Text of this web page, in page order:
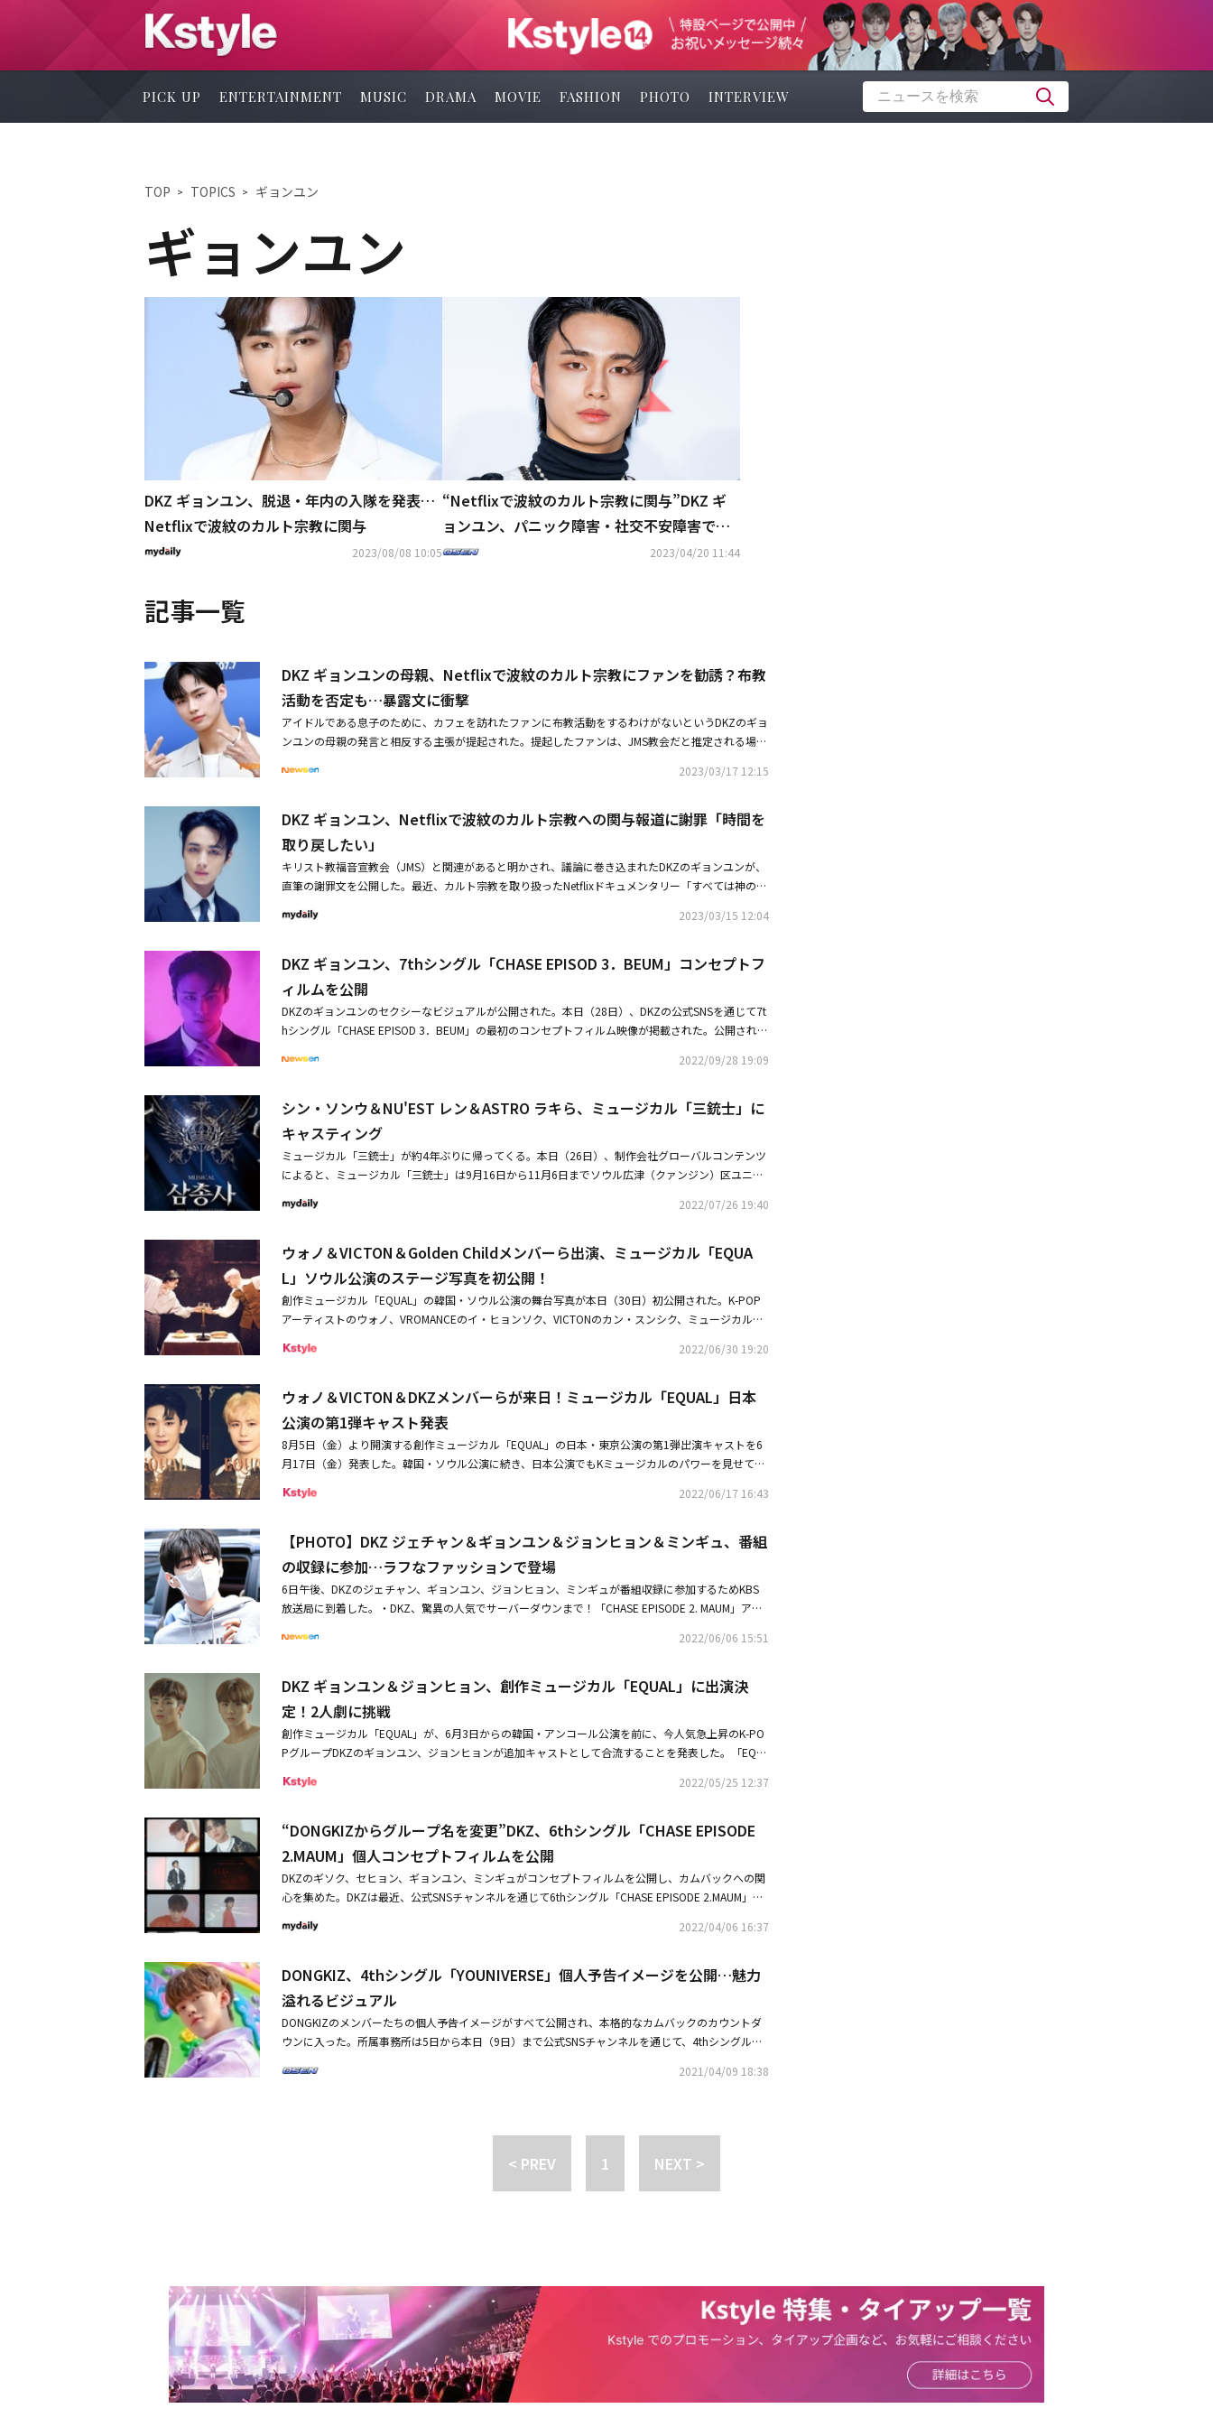
PICK UP ENTERTAINMENT MUSIC DRAMA MOVIE FASHION PHOTO INTERVIEW
TOP TOPICS ギョンユン
ギョンユン
DKZ ギョンユン、脱退・年内の入隊を発表…
Netflixで波紋のカルト宗教に関与
2023/08/08 10:05
“Netflixで波紋のカルト宗教に関与”DKZ ギ
ョンユン、パニック障害・社交不安障害で活
動中断へ
2023/04/20 11:44
記事一覧
DKZ ギョンユンの母親、Netflixで波紋のカルト宗教にファンを勧誘？布教
活動を否定も…暴露文に衝撃
アイドルである息子のために、カフェを訪れたファンに布教活動をするわけがないというDKZのギョ
ンユンの母親の発言と相反する主張が提起された。提起したファンは、JMS教会だと推定される場所
リスト教福音宣教会（JMS）の信者であることが知られたギョンユンに関連し、彼の母親B氏がファ
ーを読んで、ギョンユンの母親と所属事務所に事実とは違うインタビューをした理由を聞き内容を訂
正するために連絡をしたが、答えてもらえなかった」とし、「一人の歌手のファンであることに関係
なく、信頼して頼りにしていた方がJMSの信者であり、私に言ってくれた言葉がJMSの教理だったこ
とを知って、精神的に大変だった」と話した。昨年5月から、母親のB氏が運営する盈徳（ヨンド
ク）のカフェをしばしば一人で訪れたA氏。A氏は、うつ病などで辛い心境を気兼ねなく聞いてくれ
た母親のB氏がある日、彼女に信仰している宗教があるかと聞き、ないと答えたら宗教に入るように
曜日に教会の礼拝があるので来るように勧められた」と明らかにした。そのようにしてA氏は、約束
した時間に母親のB氏と祖母と一緒に教会に行き、ギョンユンの叔母だと知られる牧師から説教を聞
いた。A氏は「とても狭い場所に10人ほどの信者が集まって礼拝をした。2階に上がる小さな階段が
あったことを覚えている」と話した。また「温かく親切に接してくれる信者たちから好印象を受け、
にした。礼拝後にB氏は、A氏に「私たちは神の花嫁」「神様は私たちをとても愛しているが、その
はその教会を訪問しなかったというA氏は、Netflix「すべては神のために：裏切られた信仰」を通じ
て、当時のB氏の言葉がJMSの教義に該当することを知り、大きな衝撃を受けたと打ち明けた。これ
に対し、ギョンユンの所属事務所であるDongyoエンターテインメント側は「母親B氏が強要しなか
ったのに、A氏がB氏が通う教会に来た」「礼拝が終わった後、別の教会に行くようにアドバイスし
た」などと釈明した。これに対してA氏は、B氏が自分が通っている教会に来るように勧めたのは事
実だし、教会の前で会って一緒に入ったと反論した。最近、ギョンユンは彼の両親が運営するカフェ
がJMSの関連施設であることが分かり、波紋を呼んだ。その後、ギョンユンはDispatchを通じて両親
た。ギョンユンの母親B氏もファンを相手に布教したことはないと言い切った。所属事務所は「家族
が運営していたカフェは即時営業を停止し、同時に特定の団体に関連する全ての内容を確認して退会
して、今後いかなる形でも関与しないことを申し上げます」と正式にコメントした。しかし、ファン
A氏の主張により、JMSと一線を引いたギョンユンと母親B氏の主張は、再びその真実性が疑われて
いる。・DKZ ギョンユン、Netflixで波紋のカルト宗教への関与報道に謝罪「時間を取り戻したい」・
DKZ ギョンユン、カルト団体に関する疑惑に自ら言及インタビューで涙「脱退を要求する書き込み
2023/03/17 12:15
DKZ ギョンユン、Netflixで波紋のカルト宗教への関与報道に謝罪「時間を
取り戻したい」
キリスト教福音宣教会（JMS）と関連があると明かされ、議論に巻き込まれたDKZのギョンユンが、
直筆の謝罪文を公開した。最近、カルト宗教を取り扱ったNetflixドキュメンタリー「すべては神のた
になり、波紋を呼んでいる。ドキュメンタリー公開後、オンラインコミュニティを通じて、全国17
ているカフェも含まれており、衝撃を与えた。彼はその後すぐにJMSからの退会を宣言した。その
後、あるメディアとのインタビューで親戚がJMSにハマったきっかけや、自身も歌手団として活動
し、JMSの修練院を訪れたことを告白。彼は、涙ながらに「『脱退して、チョン・ミョンソクのもと
へ戻れ』というコメントを見た。非難する人々の気持ちもわかる」と明かし、「信徒たちが早く抜け
出せるようにサポートしてほしい」と呼びかけた。ギョンユンは本日（15日）、DKZの公式ファン
コミュニティに謝罪文を掲載した。彼は「まず、僕のせいで一番驚き、失望したであろうアリ（ファ
てしまいました」と語った。そして彼は「すでに遅いと思いますが、ここにきて謝罪することにな
り、本当に申し訳ありません。ファンの皆さんに最初に話す勇気が出ませんでした。すごく怖かった
です。誰よりも僕を大切に思い、応援してくる方々だからこそ、愚かなことに、さらに躊躇してしま
いました」と謝罪した。両親のカフェに言及したギョンユンは「（両親の）カフェを訪問した方々
まうのではないかと思い、不安もありました。なので、どのような言葉で話し始めるべきか、どのよ
した」と語った。そして「僕の未熟な対処によって、多くの方々を失望させてしまいました。過去に
悩むことなく言及したことが、より大きな誤解を招き、時間を取り戻したいと思うくらいの反省と自
責の念ばかり抱いています。至らない僕で、本当に申し訳ありません」と伝えた。ギョンユンの所属
事務所であるDongyoエンターテインメントは「本人や家族に確認した結果、ギョンユンは特定団体
に関して、映像の内容を確認する前までは、両親が通う普通の教会だと思っていましたし、番組に関
連する内容を見たことも、聞いたこともありません。この事実を知ったギョンユンも、映像を確認し
て大変驚きました。家族が運営していたカフェは即時営業を停止し、同時に特定の団体に関連する全
トを明かした。・DKZ ギョンユン、カルト団体に関する疑惑に自ら言及インタビューで涙「脱退を
要求する書き込みもメンバーに布教したことはない」・DKZ ギョンユン、両親がNetflix「すべては神
のために」で波紋のカルト団体に関するカフェを運営？事務所がコメント 【ギョンユン 直筆手紙全
文】こんにちは。ギョンユンです。まず、僕のせいで一番驚き、失望したであろうアリに心から申し
訳なく思っています。僕を見守りながら応援してくださり、愛してくださった方々に、いつも良いニ
ュースを伝えようと努力していましたが、僕のせいでつらい時間を過ごさせてしまいました。すでに
だからこそ、愚かなことに、さらに躊躇してしまいました。カフェを訪問した方々は、僕のために訪
問してくださったという思いから面目がなく、先走った言葉で誤解をより強めてしまうのではないか
と思い、不安もありました。なので、どのような言葉で話し始めるべきか、どのように謝罪すべきか
を悩み、これ以上、遅くなってはいけないという思いから、このようにここへ来ました。僕の未熟な
きな誤解を招き、時間を取り戻したいと思うくらいの反省と自責の念ばかり抱いています。至らない
2023/03/15 12:04
DKZ ギョンユン、7thシングル「CHASE EPISOD 3．BEUM」コンセプトフ
ィルムを公開
DKZのギョンユンのセクシーなビジュアルが公開された。本日（28日）、DKZの公式SNSを通じて7t
hシングル「CHASE EPISOD 3．BEUM」の最初のコンセプトフィルム映像が掲載された。公開された
紳士的なスタイリングをスマートに着こなし、自分に対する視線を逸らさず、正面を見つめる姿で節
ューシングルのタイトル曲「Uh-Heung」に対する関心が高まっている。7thシングル「CHASE EPIS
ODE 3. BEUM」は、10月6日午後6時に各音楽配信サイトで発売される。
2022/09/28 19:09
シン・ソンウ＆NU'EST レン＆ASTRO ラキら、ミュージカル「三銃士」に
キャスティング
ミュージカル「三銃士」が約4年ぶりに帰ってくる。本日（26日）、制作会社グローバルコンテンツ
によると、ミュージカル「三銃士」は9月16日から11月6日までソウル広津（クァンジン）区ユニバ
た同作は、17世紀のプランスを背景に、王室の銃士になることを夢見る田舎の青年ダルタニャン
描いた作品だ。三銃士のリーダーであるアトス役には2009年の韓国初演時から共にしてきたシン・
ソンウと、2014年の公演に参加したイ・ゴンミョン、キム・ヒョンギュンが再びキャスティングさ
れた。三銃士のメンバーであり、鋭い推理力と洞察力を兼ね備えたアラミス役にはキム・ジュンヒョ
ンとバンドMONNIのキム・シンウィ、Forte di Quattroのテノールであるキム・ヒョンスがキャステ
ィングされた。また、熱い海の男ポルトス役はキム・ボプレとチャン・デウンが演じる。正義感溢れ
るイケメンのダルタニャン役にはチョン・ウクジンとチェ・ミヌ、NU'ESTのレン、ASTROのラキ、
2022/07/26 19:40
ウォノ＆VICTON＆Golden Childメンバーら出演、ミュージカル「EQUA
L」ソウル公演のステージ写真を初公開！
創作ミュージカル「EQUAL」の韓国・ソウル公演の舞台写真が本日（30日）初公開された。K-POP
アーティストのウォノ、VROMANCEのイ・ヒョンソク、VICTONのカン・スンシク、ミュージカル俳
dのジュチャン、DKZのギョンユン、ジョンヒョンなどシーズン1に劣らない華やかなキャストで、去
た映像とサウンド、さらに細かく描かれた人物の内面とより爆発的なエネルギーを披露した音楽で、
韓国のブロードウェイと言われる大学路にて2人劇の旋風を巻き起こしている作品だ。原因不明の不
治の病に伏す「ニコラ」と彼を救うため孤軍奮闘する田舎の医師「テオ」の1週間を描いた本作は、
死と生に対する深遠なテーマと型破りな結末を暗示する多層的な複線で連日話題を集めている。2人
の男が織りなすミュージカル「EQUAL」が注目されるさらなる理由は、名実共にKPOPスターのミュ
ージカルの登竜門と言われているからだ。2021年12月末の初演では2PM JUN. K、NU'EST出身のベク
ジュン、DKZのギョンユンとジョンヒョン、VROMANCEのイ・ヒョンソクの出演により話題を集めた
ミュージカル「EQUAL」は6月3日（金）のGolden Childのジュチャンを皮切りに、順次ステージに
立つ彼らが17世紀ヨーロッパの二人の青年「テオ」と「ニコラ」に完璧に扮した姿で韓国国内外の
ファンの期待を高めている。今回初公開の舞台写真では、ウォノ、VROMANCEのイ・ヒョンソク、VI
医師「テオ」と、VICTONのイム・セジュン、シン・ヒョクス、Golden Childのジュチャン、DKZの
ぐシーンを見ることが出来る。他にも、夢を語りあったあの頃に想いを馳せる姿、呪文を唱えながら
二人だけの神秘的な儀式を行う姿、そして危険な実験を続けなければならないニコラの悲痛な表情と
錬金術にまつわる二人の秘密が明らかになるシーンなどミュージカル「EQUAL」の象徴的なシーン
が印象的だ。ミュージカル「EQUAL」は6月23日、VICTONのカン・スンシクとイム・セジュンの初
公演に続き、7月1日はウォノの初公演を控えている。また、全席完売となったDKZのジョンヒョンと
ギョンユンの初公演は7月3日となる。ミュージカル「EQUAL」は7月24日までソウル・ユニプレック
ス1館で韓国公演を続け、続いて8月5日から14日までヒューリックホール東京（hulic-theater.com）
ーで154ヶ国にライブストリーミングされる予定で、英語、日本語、中国語、スペイン語字幕で提供
される。「EQUAL」に関する詳細はInstagramやTwitterなどミュージカル「EQUAL」公式アカウント
で確認することができる。■公演情報ミュージカル「EQUAL」配信：メタシアター ※日本語字幕あ
り韓国公演：7月7日（木）～7月22日（金）日本公演：8月5日（金）～8月14日（日）＜場所＞韓
国：ソウル ユニプレックス1館（鍾路区大学路）日本：東京 ヒューリックホール東京＜日時＞韓
国：2022年6月3日（金）～2022年7月24日（日）日本：2022年8月5日（金）～2022年8月14日
ム・ギョンロク、VICTON イム・セジュン、シン・ヒョクス、Golden Child ジュチャン、DKZ ギョン
ユン、DKZ ジョンヒョン日本：ウォノ、キム・ギョンロク、VICTON カン・スンシク、VICTON イ
ム・セジュン、DKZ ギョンユン、DKZ ジョンヒョン原作者：末満健一原作許諾：ワタナベエンター
テインメントプロデューサー：シン・ジョンファ脚色・作詞：キム・スビン作曲・編曲：Woody Pa
アター制作株式会社：SHINSWAVE＜ストーリー＞17世紀ヨーロッパ、ペストと異端者狩りに病むと
治すために孤軍奮闘する。ある日、テオは村のアンティークショップで【錬金術】の本を見つけ、こ
不可解な行動を見せるようになり、狂気に覆われるのだが。
2022/06/30 19:20
ウォノ＆VICTON＆DKZメンバーらが来日！ミュージカル「EQUAL」日本
公演の第1弾キャスト発表
8月5日（金）より開演する創作ミュージカル「EQUAL」の日本・東京公演の第1弾出演キャストを6
月17日（金）発表した。韓国・ソウル公演に続き、日本公演でもKミュージカルのパワーを見せてく
ンユン、ジョンヒョン、そしてミュージカル俳優のキム・ギョンロクの6人だ。6月3日（金）よりア
カルとして、初演に勝るとも劣らない豪華キャスト、壮大で美しい舞台演出、そしてさらにアップグ
レードされたパフォーマンスで、ミュージカルファンの好評を得ている。日本の劇作家であり、演出
家の末満健一氏の同名戯曲を、Kミュージカルにリメイクしたミュージカル「EQUAL」は、日本の視
聴者からの熱烈な支持と日本公演に対するラブコールにより、エンデミック以後初の海外進出作品と
して、Kミュージカルへの高い関心の中で日本公演が発表されるやいなや、ファンの間ではキャステ
ィングについてSNSで話題になるほどであった。今回発表された「EQUAL」日本公演第1弾キャスト
ウォノ、カン・スンシク、ギョンユンは、不治の病で苦しむ友人「ニコラ」を守る素直な田舎町の医
師を演じる。閉ざされた空間で秘密の実験を続ける繊細な性格の「ニコラ」を、VICTONのイム・セ
ジュンとDKZのジョンヒョンが演じる。特にカン・スンシク、イム・セジュン、ギョンユン、ジョン
ヒョンは、アイドルグループとして活動しているメンバーということもあり、2人の特別なケミ（ケ
た、初演からミュージカル「EQUAL」の舞台を牽引してきたミュージカル俳優のキム・ギョンロク
像芸術と舞台芸術を組み合わせたハイブリッドミュージカルとして、斬新で多彩なナムナム（男男）
ケミでK-POPファンのみならず、Kミュージカルファンの心を捕らえた今作の日本公演は、8月5日か
ら14日までの間で公演される。ヒューリックホール東京にて幕が上がるだけでなく、日本での全公
演はメタシアターを通じて世界154ヶ国・地域でライブストリーミング配信される予定だ。今作に関
する詳細はミュージカル「EQUAL」の公式SNSまたは、SHINSWAVE、メタシアター公式アカウント
で確認することができる。日本公演はチケットぴあにて6月25日（土）より先行予約の受付がスター
トする。■公演情報ミュージカル「EQUAL」配信：メタシアター（http://metatheater.live）※日本
所＞韓国：ソウル ユニプレックス1館（鍾路区大学路）日本：東京 ヒューリックホール東京＜日時
＞韓国：2022年6月3日（金）～2022年7月24日（日）日本：2022年8月5日（金）～2022年8月14
月25日（金）より＜出演＞ 韓国：ウォノ、VROMANCE イ・ヒョンソク、VICTON カン・スンシク、
キム・ギョンロク、VICTON イム・セジュン、シン・ヒョクス、Golden Child ジュチャン、DKZ ギョ
ンユン、DKZ ジョンヒョン日本：ウォノ、キム・ギョンロク、VICTON カン・スンシク、VICTON イ
りに病むとある田舎町。幼馴染みの「テオ」と「ニコラ」は小さな小屋で一緒に暮らしている。ニコ
2022/06/17 16:43
【PHOTO】DKZ ジェチャン＆ギョンユン＆ジョンヒョン＆ミンギュ、番組
の収録に参加…ラフなファッションで登場
6日午後、DKZのジェチャン、ギョンユン、ジョンヒョン、ミンギュが番組収録に参加するためKBS
放送局に到着した。・DKZ、驚異の人気でサーバーダウンまで！「CHASE EPISODE 2. MAUM」アコ
2022/06/06 15:51
DKZ ギョンユン＆ジョンヒョン、創作ミュージカル「EQUAL」に出演決
定！2人劇に挑戦
創作ミュージカル「EQUAL」が、6月3日からの韓国・アンコール公演を前に、今人気急上昇のK-PO
PグループDKZのギョンユン、ジョンヒョンが追加キャストとして合流することを発表した。「EQU
リーズや舞台「刀剣乱舞」（脚本・演出）などで知られる劇作家・演出家の末満健一氏の同名戯曲を
放った作品だ。「死」と「錬金術」、そして「永生」と「生命創造」という独特で奥深い素材とメッ
セージを投げかけるだけでなく、繊細ながら壮大な音楽、映像芸術・舞台芸術が見事にまとまったハ
イブリッドミュージカルとして、昨年末の初舞台から話題を集めた作品だ。また、K-POPなど様々な
ジャンルを織り交ぜた独創的なナンバーと、2PMのJUN. K、NU'ESTのベクホ、Golden Childのジュ
チャンに続き、ウォノ、VROMANCEのイ・ヒョンソク、VICTONのカン・スンシクとイム・セジュン
らがアンコール公演に新たに加わり、才能溢れるK-POPスターのミュージカルの登竜門としても有名
アーティストたちが俳優として一段階飛躍する足掛かりとして話題となった。今回、DKZのギョンユ
ンとジョンヒョンのミュージカル「EQUAL」への合流により、作品に対する期待はさらに高まって
いる。2人が演技に挑戦するのは今回が初めてではない。2019年に1stシングル「DONGKIZ ON THE
BLOCK」でデビューした2人は、共にドラマ「ビッグイシュー ～正義か、悪か～」（2019 SBS）、
としての認知度を上げてきたが、主演として長く息を合わす作品は今回が初めてとなる。「EQUA
ヒョンは、閉鎖された生活の中、テオに頼るしかないニコラに扮し、繊細な美しさと病弱な美しさを
同時に披露するとみられる。実生活でも親しい仲間であり友人でもある2人が、この世で互いが唯一
まで、ソウル・ユニプレックス1館で韓国公演が、8月5日から14日まで、ヒューリックホール東京で
の来日公演が予定されている。ミュージカル「EQUAL」に関する詳細はSHINSWAVE公式SNSアカウ
ント、またはメタシアターHPと公式SNSで確認することができる。■公演情報ミュージカル「EQUA
L」〇オンライン配信（日本語字幕あり）メタシアター：http://metatheater.live〇場所韓国：ソウル
ユニプレックス1館（鍾路区大学路）※オフライン日本：東京 ヒューリックホール東京※オフライン
〇日時韓国：2022年6月3日（金）～2022年7月24日（日）日本：2022年8月5日（金）～2022年8月
14日（日）※公演時間：約105分・休憩なし（日本語字幕あり）〇出演ウォノ、イ・ヒョンソク（V
2022/05/25 12:37
“DONGKIZからグループ名を変更”DKZ、6thシングル「CHASE EPISODE
2.MAUM」個人コンセプトフィルムを公開
DKZのギソク、セヒョン、ギョンユン、ミンギュがコンセプトフィルムを公開し、カムバックへの関
心を集めた。DKZは最近、公式SNSチャンネルを通じて6thシングル「CHASE EPISODE 2.MAUM」の
して公開されたのは新メンバーのギソクだった。彼は金髪姿に濃いチークとそばかすメイクをして、
として合流したセヒョンだった。彼はオーバーサイズのセーターに白いシャツをあわせ、個性が際立
つ濃いアイメイクを披露し、爽やかで可愛らしい印象を残しつつもセクシーな魅力をアピールした。
3番目には抜群のスタイルを誇るギョンユンが登場し、視線を引き付けた。彼がモデルのような圧倒
的なオーラと夢幻的なカリスマ性をアピールしている中、「愛したいほど」という意味深長なコメン
トまで加わり、新曲への好奇心をさらに刺激した。続いて公開されたミンギュはビビッドなカラーを
活用したスタイリングで、自身だけの爽やかで清純な魅力をアピールした。爽やかな表情と共に美少
2022/04/06 16:37
DONGKIZ、4thシングル「YOUNIVERSE」個人予告イメージを公開…魅力
溢れるビジュアル
DONGKIZのメンバーたちの個人予告イメージがすべて公開され、本格的なカムバックのカウントダ
ウンに入った。所属事務所は5日から本日（9日）まで公式SNSチャンネルを通じて、4thシングル「Y
ジョンヒョン、ムンイク、ジェチャンは、遊園地を背景に爽やかな少年らしさをアピールしている。
ンツを公開する予定で、目前に迫ってきたカムバックに対する期待を高めている。DONGKIZは「Be
u」などの爽やかさまで、幅広い魅力のスペクトルを見せている。DONGKIZの4thシングル「YOUNIV
ERSE」のタイトル曲「Universe」は、明るくて爽やかな雰囲気のFunky Popジャンルの楽曲で、導
持ちを伝える手紙形式の歌詞になっており、ジェチャンの真剣な気持ちを表現すると同時に、アーテ
ィストとしてより一層成長したいという抱負を込めた。限界のないコンセプトの表現力で、ファンの
心を掴んでいるDONGKIZの「YOUNIVERSE」は15日正午、各音楽配信サイトを通じて発売される。
2021/04/09 18:38
< PREV 1 NEXT >